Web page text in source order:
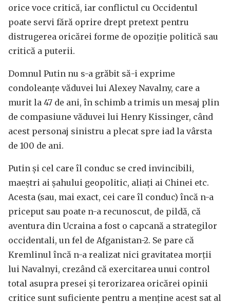
orice voce critică, iar conflictul cu Occidentul
poate servi fără oprire drept pretext pentru
distrugerea oricărei forme de opoziție politică sau
critică a puterii.
Domnul Putin nu s-a grăbit să-i exprime
condoleanțe văduvei lui Alexey Navalny, care a
murit la 47 de ani, în schimb a trimis un mesaj plin
de compasiune văduvei lui Henry Kissinger, când
acest personaj sinistru a plecat spre iad la vârsta
de 100 de ani.
Putin și cel care îl conduc se cred invincibili,
maeștri ai șahului geopolitic, aliați ai Chinei etc.
Acesta (sau, mai exact, cei care îl conduc) încă n-a
priceput sau poate n-a recunoscut, de pildă, că
aventura din Ucraina a fost o capcană a strategilor
occidentali, un fel de Afganistan-2. Se pare că
Kremlinul încă n-a realizat nici gravitatea morții
lui Navalnyi, crezând că exercitarea unui control
total asupra presei și terorizarea oricărei opinii
critice sunt suficiente pentru a menține acest sat al